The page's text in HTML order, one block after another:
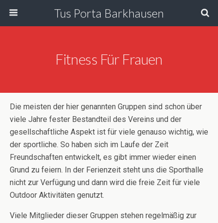
Tus Porta Barkhausen
Fitness Für Frauen
Die meisten der hier genannten Gruppen sind schon über
viele Jahre fester Bestandteil des Vereins und der
gesellschaftliche Aspekt ist für viele genauso wichtig, wie
der sportliche. So haben sich im Laufe der Zeit
Freundschaften entwickelt, es gibt immer wieder einen
Grund zu feiern. In der Ferienzeit steht uns die Sporthalle
nicht zur Verfügung und dann wird die freie Zeit für viele
Outdoor Aktivitäten genutzt.
Viele Mitglieder dieser Gruppen stehen regelmäßig zur